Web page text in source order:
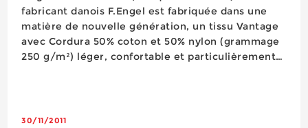
fabricant danois F.Engel est fabriquée dans une
matière de nouvelle génération, un tissu Vantage
avec Cordura 50% coton et 50% nylon (grammage
250 g/m²) léger, confortable et particulièrement
compos&eacut...
30/11/2011